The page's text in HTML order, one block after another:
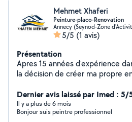
Mehmet Xhaferi
Peinture-placo-Renovation
Annecy (Seynod-Zone
5/5 (1 avis)
Présentation
Apres 15 années d'expérience
la décision de créer ma propre
mon travail est soigné.
Dernier avis laissé par Imed : 5/
Il y a plus de 6 mois
Bonjour suis peintre professionnel